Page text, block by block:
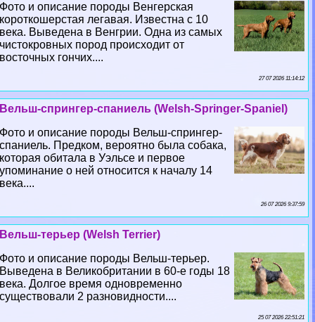
Фото и описание породы Венгерская
короткошерстая легавая. Известна с 10
века. Выведена в Венгрии. Одна из самых
чистокровных пород происходит от
восточных гончих....
27 07 2026 11:14:12
Вельш-спрингер-спаниель (Welsh-Springer-Spaniel)
Фото и описание породы Вельш-спрингер-
спаниель. Предком, вероятно была собака,
которая обитала в Уэльсе и первое
упоминание о ней относится к началу 14
века....
26 07 2026 9:37:59
Вельш-терьер (Welsh Terrier)
Фото и описание породы Вельш-терьер.
Выведена в Великобритании в 60-е годы 18
века. Долгое время одновременно
существовали 2 разновидности....
25 07 2026 22:51:21